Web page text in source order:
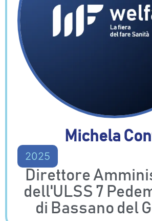
Michela
2025
Direttore
dell'ULSS 7
di Bassano del